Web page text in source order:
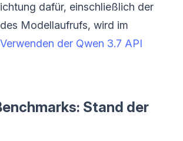
dafür, einschließlich der
Modellaufrufs, wird im
Verwenden der Qwen 3.7 API
Stand der